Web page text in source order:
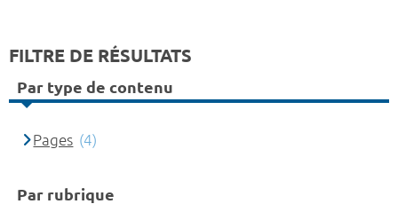
FILTRE DE RÉSULTATS
Par type de contenu
Pages (4)
Par rubrique